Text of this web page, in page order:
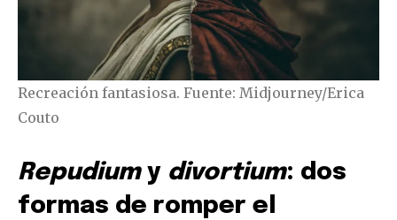
Recreación fantasiosa. Fuente: Midjourney/Erica
Couto
Repudiumy divortium: dos
formas de romper el